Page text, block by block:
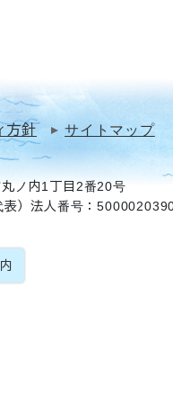
方針 サイトマップ
ノ内1丁目2番20号
表）法人番号：